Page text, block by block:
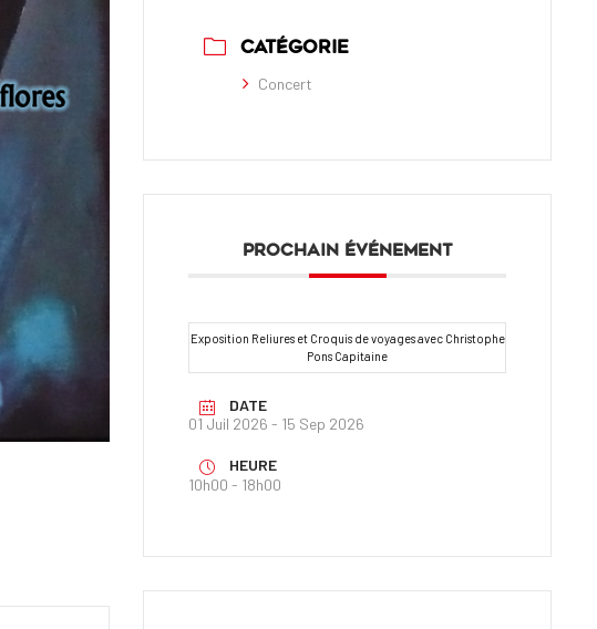
CATÉGORIE
Concert
PROCHAIN ÉVÉNEMENT
Exposition Reliures et Croquis de voyages avec Christophe
Pons Capitaine
DATE
01 Juil 2026 - 15 Sep 2026
HEURE
10h00 - 18h00